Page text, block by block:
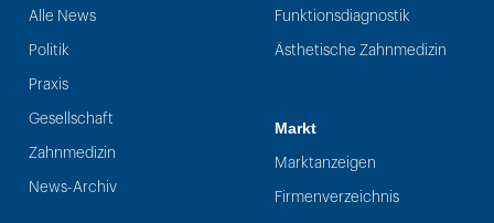
Alle News
Politik
Praxis
Gesellschaft
Zahnmedizin
News-Archiv
Funktionsdiagnostik
Ästhetische Zahnmedizin
Markt
Marktanzeigen
Firmenverzeichnis